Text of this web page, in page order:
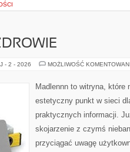
- 2 - 2026 MOŻLIWOŚĆ
Madlennn to witryna, które
estetyczny punkt w sieci
praktycznych informacji.
skojarzenie z czymś
przyciągać uwagę